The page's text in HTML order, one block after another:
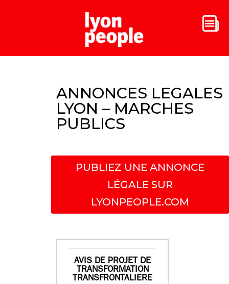
ANNONCES LEGALES
LYON – MARCHES
PUBLICS
PUBLIEZ UNE ANNONCE
LÉGALE SUR
LYONPEOPLE.COM
AVIS DE PROJET DE
TRANSFORMATION
TRANSFRONTALIERE